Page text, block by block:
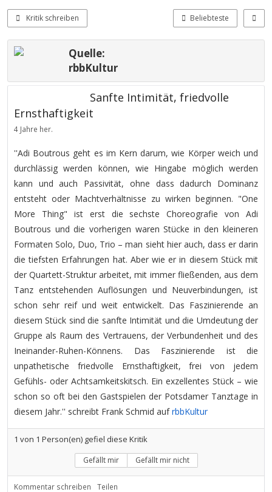
Kritik schreiben Beliebteste
Quelle:
rbbKultur
Sanfte Intimität, friedvolle
Ernsthaftigkeit
4 Jahre her.
''Adi Boutrous geht es im Kern darum, wie Körper weich und
durchlässig werden können, wie Hingabe möglich werden
kann und auch Passivität, ohne dass dadurch Dominanz
entsteht oder Machtverhältnisse zu wirken beginnen. "One
More Thing" ist erst die sechste Choreografie von Adi
Boutrous und die vorherigen waren Stücke in den kleineren
Formaten Solo, Duo, Trio – man sieht hier auch, dass er darin
die tiefsten Erfahrungen hat. Aber wie er in diesem Stück mit
der Quartett-Struktur arbeitet, mit immer fließenden, aus dem
Tanz entstehenden Auflösungen und Neuverbindungen, ist
schon sehr reif und weit entwickelt. Das Faszinierende an
diesem Stück sind die sanfte Intimität und die Umdeutung der
Gruppe als Raum des Vertrauens, der Verbundenheit und des
Ineinander-Ruhen-Könnens. Das Faszinierende ist die
unpathetische friedvolle Ernsthaftigkeit, frei von jedem
Gefühls- oder Achtsamkeitskitsch. Ein exzellentes Stück – wie
schon so oft bei den Gastspielen der Potsdamer Tanztage in
diesem Jahr.'' schreibt Frank Schmid aufrbbKultur
1 von 1 Person(en) gefiel diese Kritik
Gefällt mir Gefällt mir nicht
Kommentar schreiben Teilen